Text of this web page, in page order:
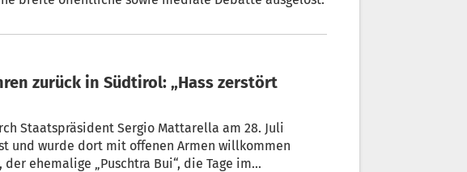
Staatspräsident Sergio Mattarella am 28. Juli
und wurde dort mit offenen Armen willkommen
„Puschtra Bui“, die Tage im